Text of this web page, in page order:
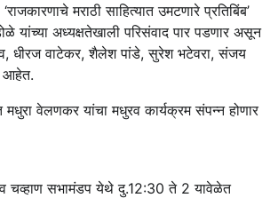
मराठी साहित्यात उमटणारे प्रतिबिंब’
यांच्या अध्यक्षतेखाली परिसंवाद पार पडणार असून
धीरज वाटेकर, शैलेश पांडे, सुरेश भटेवरा, संजय
आहेत.
वेलणकर यांचा मधुरव कार्यक्रम संपन्न होणार
चव्हाण सभामंडप येथे दु.12:30 ते 2 यावेळेत